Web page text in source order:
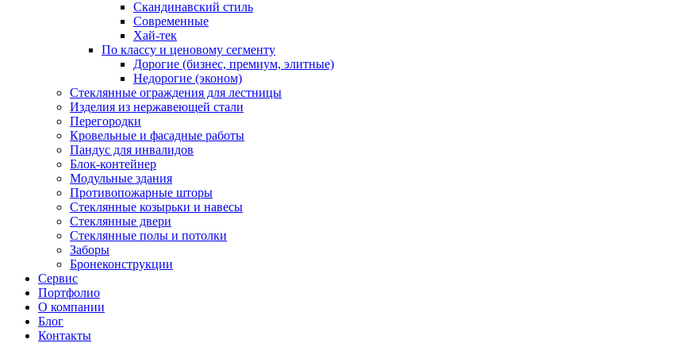
Скандинавский стиль
Современные
Хай-тек
По классу и ценовому сегменту
Дорогие (бизнес, премиум, элитные)
Недорогие (эконом)
Стеклянные ограждения для лестницы
Изделия из нержавеющей стали
Перегородки
Кровельные и фасадные работы
Пандус для инвалидов
Блок-контейнер
Модульные здания
Противопожарные шторы
Стеклянные козырьки и навесы
Стеклянные двери
Стеклянные полы и потолки
Заборы
Бронеконструкции
Сервис
Портфолио
О компании
Блог
Контакты